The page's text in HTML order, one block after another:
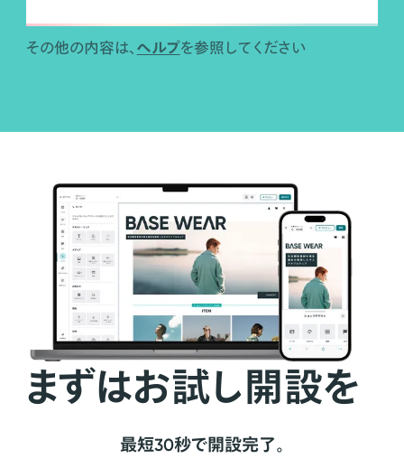
その他の内容は、 ヘルプを参照してください
まずはお試し開設を
最短30秒で開設完了。